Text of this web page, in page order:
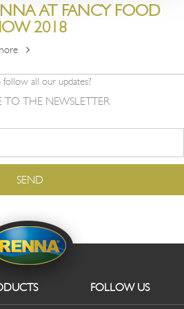
AT FANCY FOOD
2018
all our updates?
TO THE NEWSLETTER
FOLLOW US